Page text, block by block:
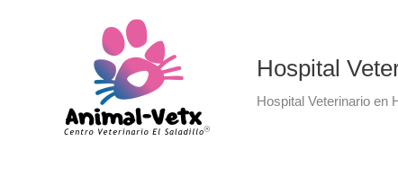
Hospital
Hospital Veterinario en